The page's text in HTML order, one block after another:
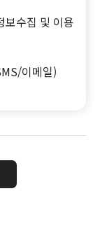
보수집 및 이용
이메일)